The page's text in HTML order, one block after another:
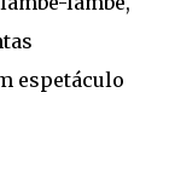
espetáculo